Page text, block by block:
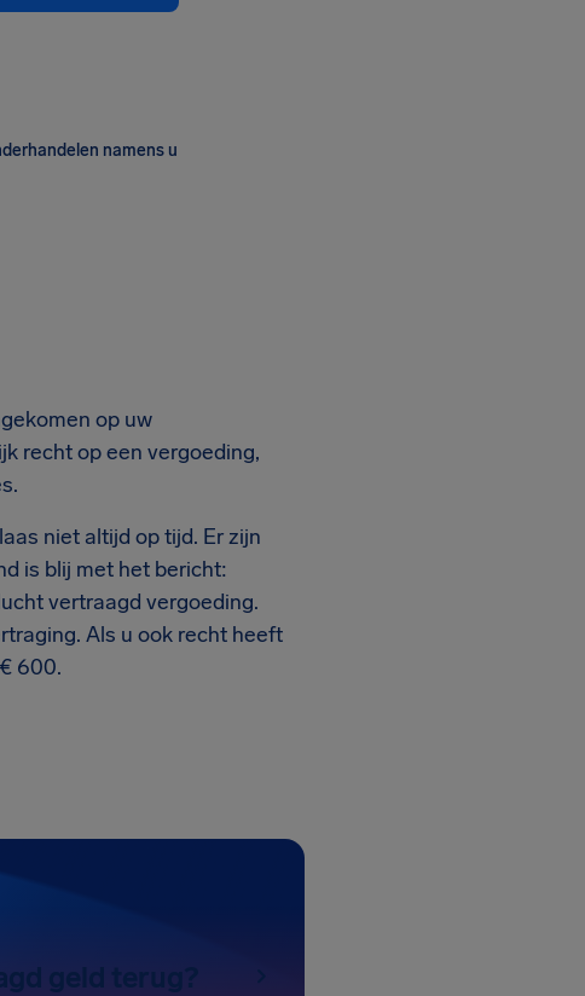
namens u
op uw
recht op een vergoeding,
niet altijd op tijd. Er zijn
is blij met het bericht:
vertraagd vergoeding.
Als u ook recht heeft
600.
geld terug?